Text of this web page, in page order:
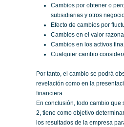
Cambios por obtener o
subsidiarias y otros
Efecto de cambios por
Cambios en el valor
Cambios en los activos
Cualquier cambio
Por tanto, el cambio se podrá
revelación como en la
financiera.
En conclusión, todo cambio que
2, tiene como objetivo
los resultados de la empresa